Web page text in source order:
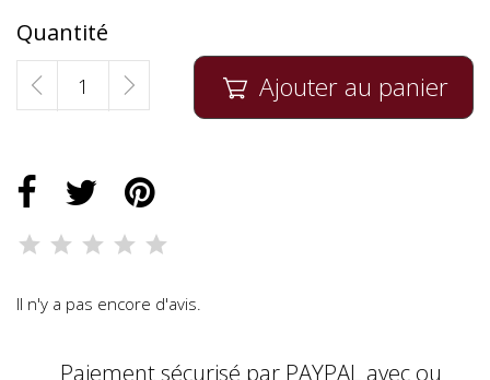
Quantité
 Ajouter au panier
Il n'y a pas encore d'avis.
Paiement sécurisé par PAYPAL avec ou